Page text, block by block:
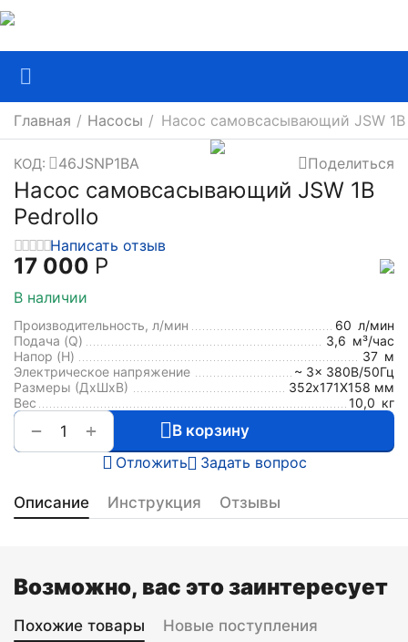
Главная / Насосы / Насос самовсасывающий JSW
КОД: 46JSNP1BA Поделиться
Насос самовсасывающий JSW 1B
Pedrollo
Написать отзыв
17 000 Р
В наличии
Производительность, л/мин 60 л/мин
Подача (Q)
3,6 м³/час
Напор (H)
37 м
Электрическое напряжение
~ 3x 380В/50Гц
Размеры (ДхШxВ)
352х171Х158 мм
Вес
10,0 кг
+
−
В корзину
Отложить
Задать вопрос
Описание Инструкция Отзывы
Возможно, вас это заинтересует
Похожие товары Новые поступления